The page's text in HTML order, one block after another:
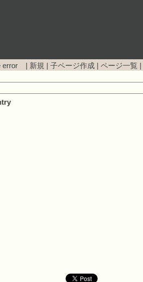
error | 新規 子ページ作成 ページ一覧